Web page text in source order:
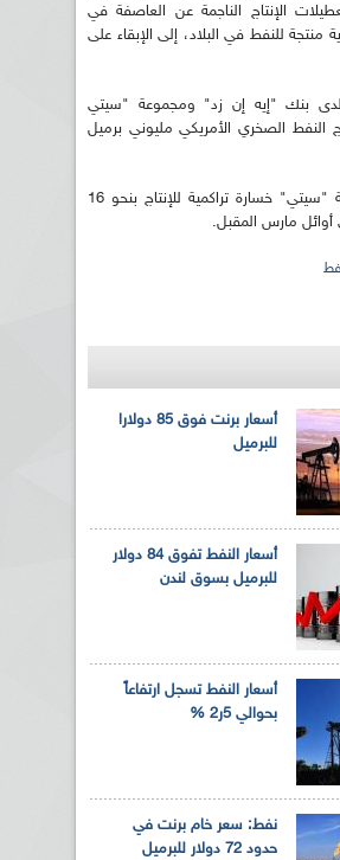
الإنتاج الناجمة عن العاصفة في
منتجة للنفط في البلاد، إلى الإبقاء على
بنك "إيه إن زد" ومجموعة "سيتي
النفط الصخري الأمريكي مليوني برميل
وتوقعت مجموعة "سيتي" خسارة تراكمية للإنتاج بنحو 16
مارس المقبل.
أسعار برنت فوق 85 دولارا
للبرميل
أسعار النفط تفوق 84 دولار
للبرميل بسوق لندن
أسعار النفط تسجل ارتفاعاً
بحوالي 5ر2 %
نفط: سعر خام برنت في
حدود 72 دولار للبرميل